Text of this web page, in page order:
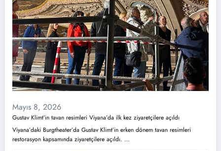
Mayıs 8, 2026
Gustav Klimt’in tavan resimleri Viyana’da ilk kez ziyaretçilere açıldı
Viyana’daki Burgtheater’da Gustav Klimt’in erken dönem tavan resimleri
restorasyon kapsamında ziyaretçilere açıldı. …